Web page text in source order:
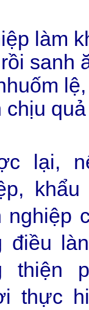
làm
sanh
chịu
lại,
nghiệp
điều
thiện
thực